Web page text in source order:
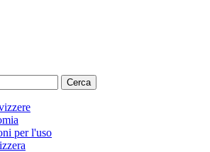
Cerca
per l'uso